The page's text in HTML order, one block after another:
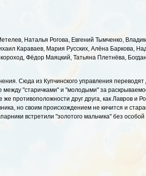
Наталья Рогова, Евгений Тымченко,
Караваев, Мария Русских, Алёна Баркова,
Фёдор Маяцкий, Татьяна Плетнёва,
Сюда из Купчинского управления переводят
"старичками" и "молодыми" за
противоположности друг друга, как Лавров и
но своим происхождением не кичится и
встретили "золотого мальчика" без